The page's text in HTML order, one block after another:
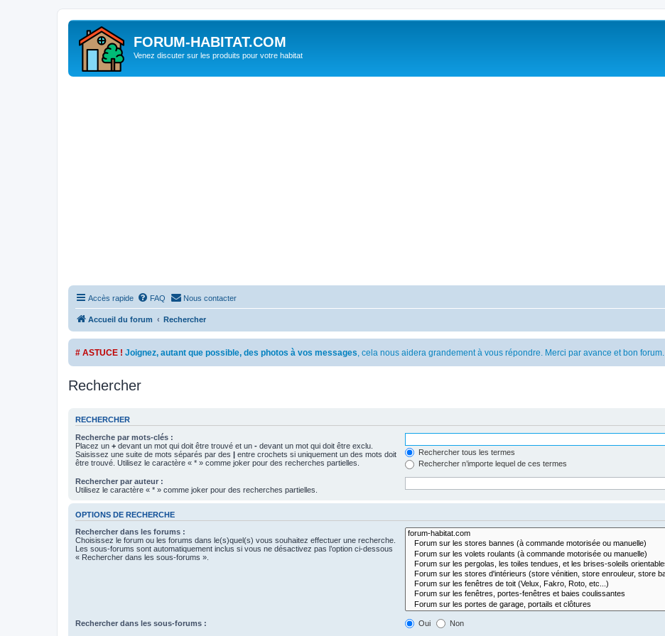
FORUM-HABITAT.COM
Venez discuter sur les produits pour votre habitat
Accès rapide FAQ Nous contacter
Accueil du forum Rechercher
# ASTUCE ! Joignez, autant que possible, des photos à vos messages, cela nous aidera grandement à vous répondre. Merci par avance et bon forum.
Rechercher
RECHERCHER
Recherche par mots-clés :
Placez un + devant un mot qui doit être trouvé et un - devant un mot qui doit être exclu.
Saisissez une suite de mots séparés par des | entre crochets si uniquement un des mots doit
être trouvé. Utilisez le caractère « * » comme joker pour des recherches partielles.
Rechercher tous les termes
Rechercher n’importe lequel de ces termes
Rechercher par auteur :
Utilisez le caractère « * » comme joker pour des recherches partielles.
OPTIONS DE RECHERCHE
Rechercher dans les forums :
Choisissez le forum ou les forums dans le(s)quel(s) vous souhaitez effectuer une recherche.
Les sous-forums sont automatiquement inclus si vous ne désactivez pas l’option ci-dessous
« Rechercher dans les sous-forums ».
Rechercher dans les sous-forums : Oui Non